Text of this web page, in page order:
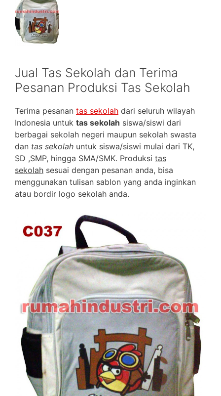
Jual Tas Sekolah dan Terima
Pesanan Produksi Tas Sekolah
Terima pesanan tas sekolah dari seluruh wilayah
Indonesia untuk tas sekolah siswa/siswi dari
berbagai sekolah negeri maupun sekolah swasta
dan tas sekolah untuk siswa/siswi mulai dari TK,
SD ,SMP, hingga SMA/SMK. Produksi tas
sekolah sesuai dengan pesanan anda, bisa
menggunakan tulisan sablon yang anda inginkan
atau bordir logo sekolah anda.